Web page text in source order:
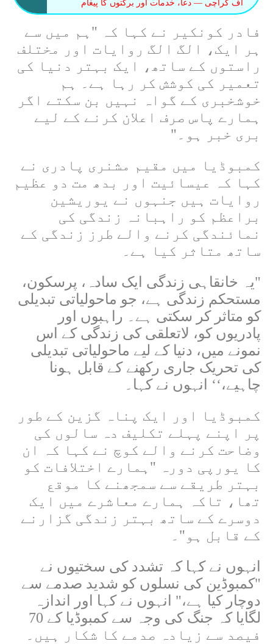
آف کراچی — دعا، خدمات اور برکتوں کا پیغام
فادر کونکیر نے کہا کہ "ہم میں سے
ہر ایک، الگ الگ روایات اور مختلف
راستوں کے ساتھ، ایک بہتر دنیا کی
تعمیر کی کوشش کر رہا ہے۔ ہم
خوشخبری کے گواہ نہیں بن سکتے اگر
ہمارے پاس صرف اعلان کرنے کے لیے
بری خبر ہو۔ "
کمبوڈیا میں مقیم مشنری پادری نے
کہا کہ عیسائیت اور بدھ مت دو عظیم
روایات ہیں جنہوں نے یوریشین
براعظم کو راہبانہ زندگی کی
نمائندگی کرنے والے طرز زندگی کے
ساتھ متاثر کیا ہے۔
"یہ خانقاہی زندگی ایک سادہ، پرسکون،
مستحکم زندگی ہے، جو ماحولیاتی تبدیلی
کو متاثر کر سکتی ہے۔ راہبوں اور
پادریوں کو، لاتعلقی کی زندگی کے اس
نمونے میں، دنیا کے لیے ماحولیاتی تبدیلی
کی تحریک جاری رکھنے کے قابل ہونا
چاہیے،‘‘ انہوں نے کہا۔
کمبوڈیا اور ایک پناہ گزین کے طور
پر اپنے پہلے تکلیف دہ سالوں کی
وضاحت کرنے والے کوچ نے کہا کہ ان
کا یورپی دورہ "ہمارے اختلافات کو
بہتر طریقے سے سمجھنے کا موقع
تھا، تاکہ ہمارے معاشرے میں ایک
دوسرے کے ساتھ بہتر زندگی گزارنے
کے قابل ہو"۔
انہوں نے کہا کہ تشدد کی سختیوں نے
"کمبوڈین کی نسلوں کو شدید صدمے سے
دوچار کیا ہے،" انہوں نے کہا اور اندازہ
لگایا کہ جنگ کی وجہ سے کمبوڈیا کے 70
فیصد سے زیادہ صدمے کا شکار ہیں۔